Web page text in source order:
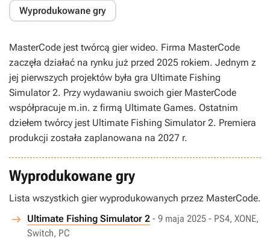
Wyprodukowane gry
MasterCode jest twórcą gier wideo. Firma MasterCode
zaczęła działać na rynku już przed 2025 rokiem. Jednym z
jej pierwszych projektów była gra Ultimate Fishing
Simulator 2. Przy wydawaniu swoich gier MasterCode
współpracuje m.in. z firmą Ultimate Games. Ostatnim
dziełem twórcy jest Ultimate Fishing Simulator 2. Premiera
produkcji została zaplanowana na 2027 r.
Wyprodukowane gry
Lista wszystkich gier wyprodukowanych przez MasterCode.
Ultimate Fishing Simulator 2 - 9 maja 2025 - PS4, XONE,
Switch, PC